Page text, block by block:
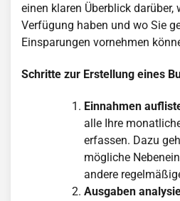
einen klaren Überblick darüber,
Verfügung haben und wo Sie
Einsparungen vornehmen
Schritte zur Erstellung eines
Einnahmen
alle Ihre
erfassen. Dazu
mögliche
andere
Ausgaben